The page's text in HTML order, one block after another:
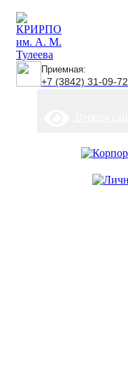
Приемная:
+7 (3842) 31-09-72